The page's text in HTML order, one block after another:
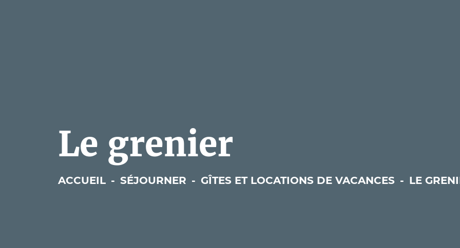
Le grenier
ACCUEIL - SÉJOURNER - GÎTES ET LOCATIONS DE VACANCES - LE